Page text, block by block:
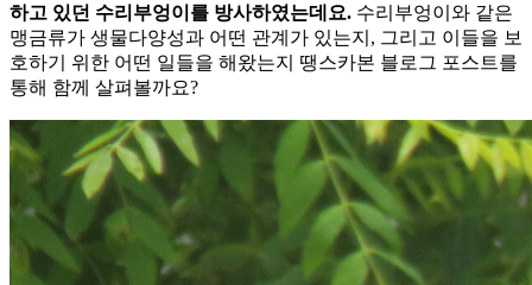
하고 있던 수리부엉이를 방사하였는데요. 수리부엉이와 같은
맹금류가 생물다양성과 어떤 관계가 있는지, 그리고 이들을 보
호하기 위한 어떤 일들을 해왔는지 땡스카본 블로그 포스트를
통해 함께 살펴볼까요?